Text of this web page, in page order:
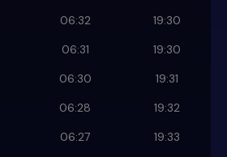
06:32
19:30
06:31
19:30
06:30
19:31
06:28
19:32
06:27
19:33